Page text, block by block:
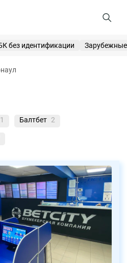
без идентификации
1 Балтбет 2